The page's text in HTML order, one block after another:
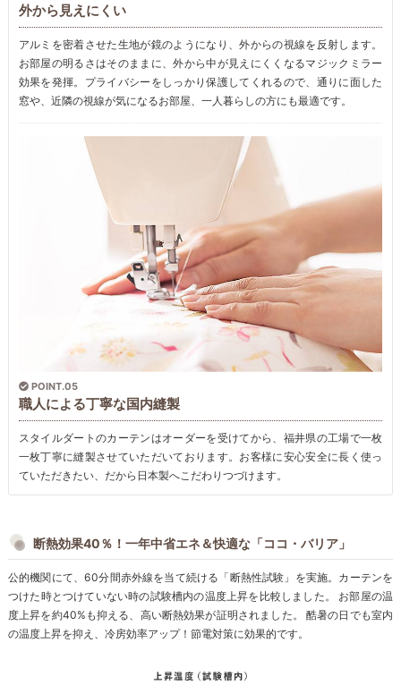
外から見えにくい
アルミを密着させた生地が鏡のようになり、外からの視線を反射します。
お部屋の明るさはそのままに、外から中が見えにくくなるマジックミラー
効果を発揮。プライバシーをしっかり保護してくれるので、通りに面した
窓や、近隣の視線が気になるお部屋、一人暮らしの方にも最適です。
POINT.05
職人による丁寧な国内縫製
スタイルダートのカーテンはオーダーを受けてから、福井県の工場で一枚
一枚丁寧に縫製させていただいております。お客様に安心安全に長く使っ
ていただきたい、だから日本製へこだわりつづけます。
断熱効果40％！一年中省エネ＆快適な「ココ・バリア」
公的機関にて、60分間赤外線を当て続ける「断熱性試験」を実施。カーテンを
つけた時とつけていない時の試験槽内の温度上昇を比較しました。 お部屋の温
度上昇を約40%も抑える、高い断熱効果が証明されました。 酷暑の日でも室内
の温度上昇を抑え、冷房効率アップ！節電対策に効果的です。